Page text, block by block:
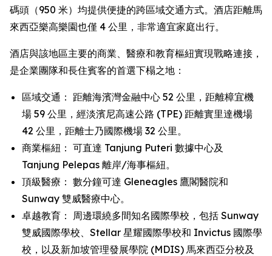
碼頭（950 米）均提供便捷的跨區域交通方式。酒店距離馬
來西亞樂高樂園也僅 4 公里，非常適宜家庭出行。
酒店與該地區主要的商業、醫療和教育樞紐實現戰略連接，
是企業團隊和長住賓客的首選下榻之地：
區域交通： 距離海濱灣金融中心 52 公里，距離樟宜機
場 59 公里，經淡濱尼高速公路 (TPE) 距離實里達機場
42 公里，距離士乃國際機場 32 公里。
商業樞紐： 可直達 Tanjung Puteri 數據中心及
Tanjung Pelepas 離岸/海事樞紐。
頂級醫療： 數分鐘可達 Gleneagles 鷹閣醫院和
Sunway 雙威醫療中心。
卓越教育： 周邊環繞多間知名國際學校，包括 Sunway
雙威國際學校、Stellar 星耀國際學校和 Invictus 國際學
校，以及新加坡管理發展學院 (MDIS) 馬來西亞分校及